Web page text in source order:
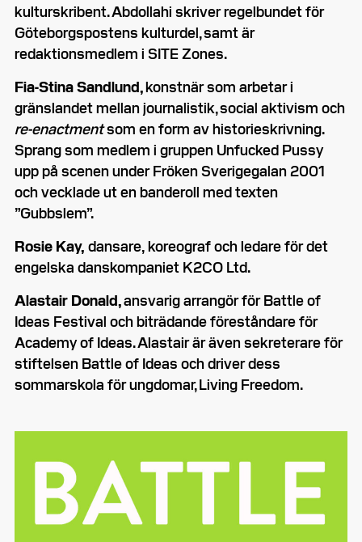
kulturskribent. Abdollahi skriver regelbundet för
Göteborgspostens kulturdel, samt är
redaktionsmedlem i SITE Zones.
Fia-Stina Sandlund,konstnär som arbetar i
gränslandet mellan journalistik, social aktivism och
re-enactmentsom en form av historieskrivning.
Sprang som medlem i gruppen Unfucked Pussy
upp på scenen under Fröken Sverigegalan 2001
och vecklade ut en banderoll med texten
”Gubbslem”.
Rosie Kay, dansare,koreograf och ledare för det
engelska danskompaniet K2CO Ltd.
Alastair Donald,ansvarig arrangör för Battle of
Ideas Festival och biträdande föreståndare för
Academy of Ideas. Alastair är även sekreterare för
stiftelsen Battle of Ideas och driver dess
sommarskola för ungdomar, Living Freedom.